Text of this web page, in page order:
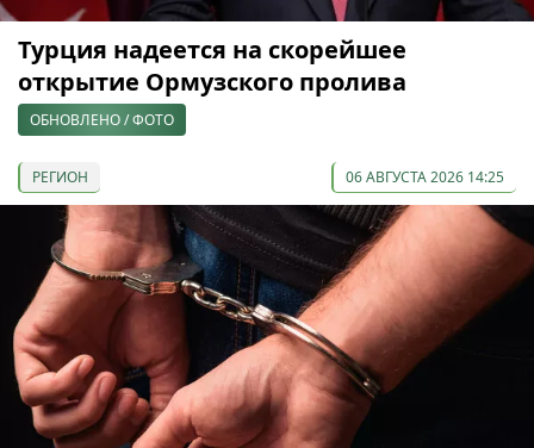
Турция надеется на скорейшее
открытие Ормузского пролива
ОБНОВЛЕНО / ФОТО
РЕГИОН 06 АВГУСТА 2026 14:25